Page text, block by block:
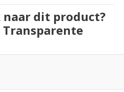
naar dit product?